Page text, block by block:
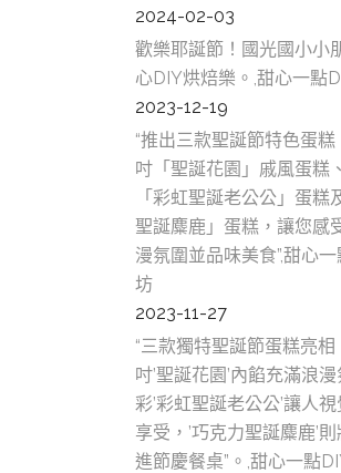
2024-02-03
歡樂耶誕節！國光國小小
心DIY烘焙樂。,甜心一點
2023-12-19
“推出三款聖誕節特色蛋糕
吋「聖誕花園」戚風蛋糕
「彩虹聖誕老公公」蛋糕
聖誕麋鹿」蛋糕，讓您感
漫氛圍並品味美食”,甜心
坊
2023-11-27
“三款獨特聖誕節蛋糕亮相
吋’聖誕花園’內餡充滿浪
彩’彩虹聖誕老公公’讓人
享受，’巧克力聖誕麋鹿’
進節慶餐桌”。,甜心一點